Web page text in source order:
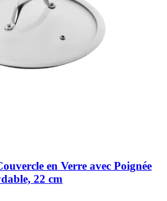
en Verre avec Poignée
22 cm